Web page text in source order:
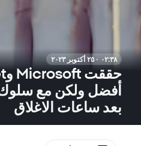
٠٢:٣٨ · ٢٥ أكتوبر ٢٠٢٣
أفضل ولكن مع
بعد ساعات الاغلاق